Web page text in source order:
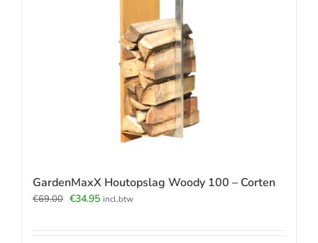
GardenMaxX Houtopslag Woody 100 – Corten
€69.00 Oorspronkelijke
€34.95Huidige
incl.btw